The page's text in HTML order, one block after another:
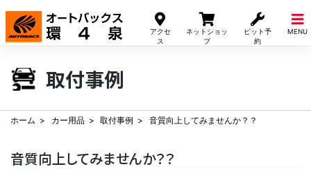
アクセ
ス
ネットショッ
プ
ピット予
約
MENU
Skip
content
取付事例
ホーム カー用品 取付事例 音質向上してみませんか？？
音質向上してみませんか？？